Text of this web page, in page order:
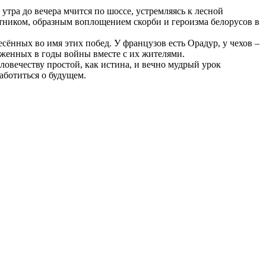
до вечера мчится по шоссе, устремляясь к лесной
образным воплощением скорби и героизма белорусов в
во имя этих побед. У французов есть Орадур, у чехов –
в годы войны вместе с их жителями.
простой, как истина, и вечно мудрый урок
о будущем.